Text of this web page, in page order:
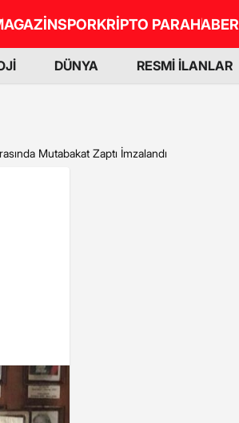
SPORKRİPTO PARAHABER
DÜNYA RESMİ İLANLAR
Mutabakat Zaptı İmzalandı